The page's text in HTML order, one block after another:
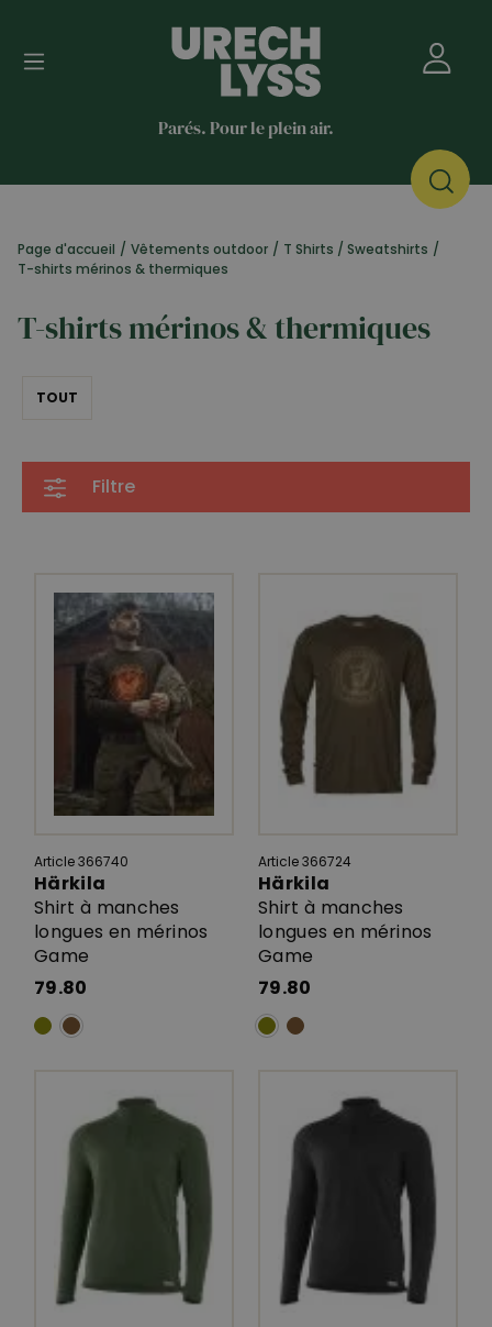
Parés. Pour le plein air.
Page d'accueil / Vêtements outdoor / T Shirts / Sweatshirts /
T-shirts mérinos & thermiques
T-shirts mérinos & thermiques
TOUT
Filtre
Article 366740
Härkila
Shirt à manches
longues en mérinos
Game
79.80
Article 366724
Härkila
Shirt à manches
longues en mérinos
Game
79.80